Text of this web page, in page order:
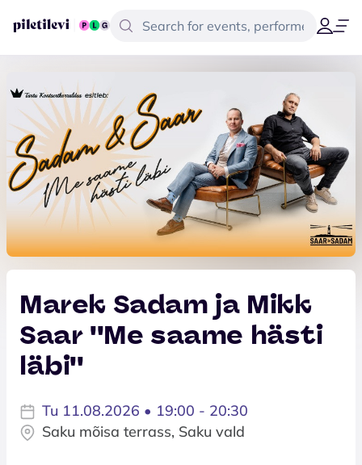
Marek Sadam ja Mikk
Saar ''Me saame hästi
läbi''
Tu 11.08.2026 • 19:00 - 20:30
Saku mõisa terrass, Saku vald